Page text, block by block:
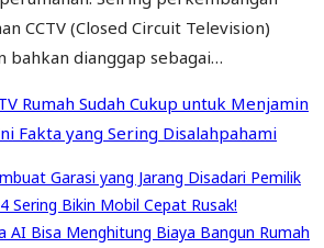
CCTV (Closed Circuit Television)
bahkan dianggap sebagai…
Rumah Sudah Cukup untuk Menjamin
Fakta yang Sering Disalahpahami
Garasi yang Jarang Disadari Pemilik
Sering Bikin Mobil Cepat Rusak!
AI Bisa Menghitung Biaya Bangun Rumah